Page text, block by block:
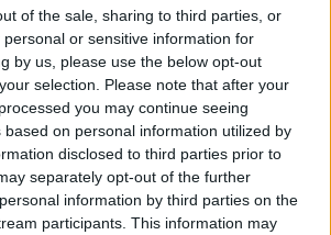
of the sale, sharing to third parties, or
or sensitive information for
by us, please use the below opt-out
selection. Please note that after your
you may continue seeing
based on personal information utilized by
disclosed to third parties prior to
separately opt-out of the further
information by third parties on the
participants. This information may